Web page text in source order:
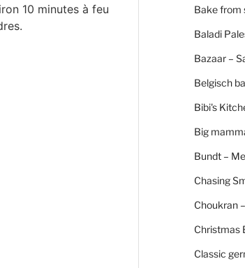
10 minutes à feu
Bake from
Baladi
Bazaar –
Belgisch
Bibi's
Big
Bundt –
Chasing
Choukran
Christmas
Classic